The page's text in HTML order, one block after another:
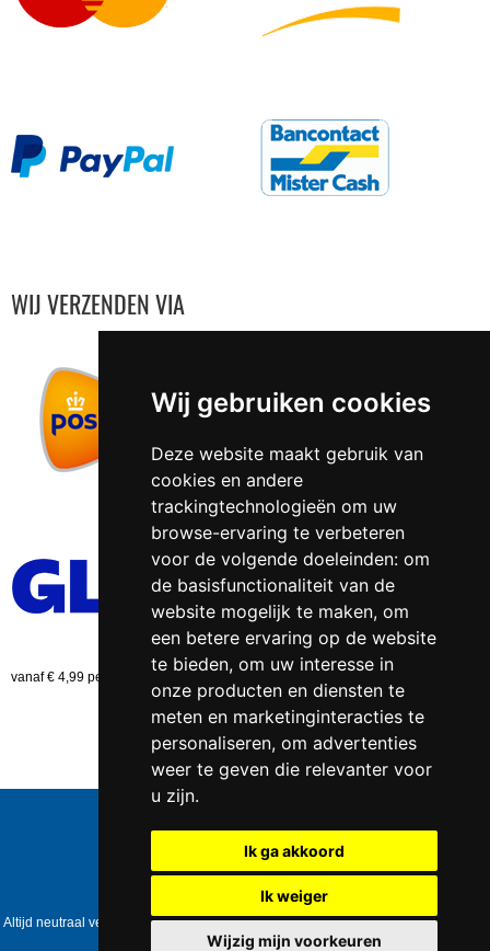
Wij gebruiken cookies
Deze website maakt gebruik van
cookies en andere
trackingtechnologieën om uw
browse-ervaring te verbeteren
voor de volgende doeleinden: om
de basisfunctionaliteit van de
website mogelijk te maken, om
een betere ervaring op de website
te bieden, om uw interesse in
onze producten en diensten te
meten en marketinginteracties te
personaliseren, om advertenties
weer te geven die relevanter voor
u zijn.
Ik ga akkoord
Ik weiger
Wijzig mijn voorkeuren
WIJ VERZENDEN VIA
vanaf € 4,99 per bestelling (NL)
Telefoonnummer:
KVK-nummer:5085.3279 teEnschede
NL823086161B01
IBAN:DE39 4016 4024 0162 9257 00
Copyright © 2006-2026Healthpower.nl
Altijd neutraal verpakt • Geen expliciete vermelding op het pakket • Op werkdagen
voor 17:00 besteld = dezelfde dag verzonden